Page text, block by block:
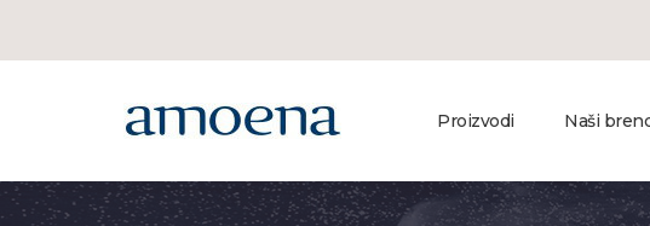
Proizvodi Naši